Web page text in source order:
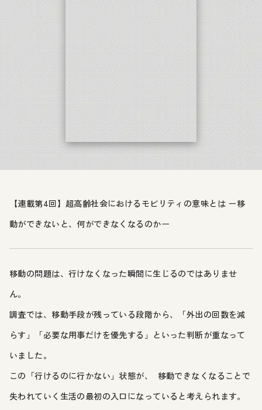
【連載第4回】超高齢社会におけるモビリティの意味とは ー移
動ができないと、何ができなくなるのかー
移動の問題は、行けなくなった瞬間に生じるのではありませ
ん。
調査では、移動手段が残っている段階から、「外出の回数を減
らす」「必要な用事だけを優先する」といった判断が重なって
いました。
この「行けるのに行かない」状態が、 移動できなくなることで
失われていく生活の最初の入口になっていると考えられます。